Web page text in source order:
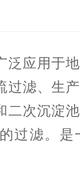
泛应用于
过滤、生
二次沉淀
过滤。是